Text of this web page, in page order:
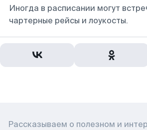
Иногда в расписании могут
чартерные рейсы и лоукосты.
Рассказываем о полезном и